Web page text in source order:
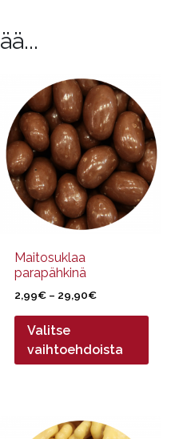
Maitosuklaa
parapähkinä
2,99€ – 29,90€Hintaluokka:
29,90€
Valitse
vaihtoehdoista
tuotteella
on
useampi
muunnelma.
Voit
tehdä
valinnat
sivulla.